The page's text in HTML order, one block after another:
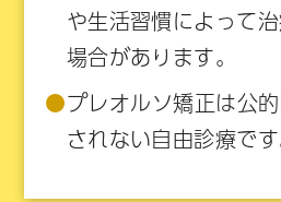
や生活習慣によって
場合があります。
●プレオルソ矯正は公
されない自由診療です